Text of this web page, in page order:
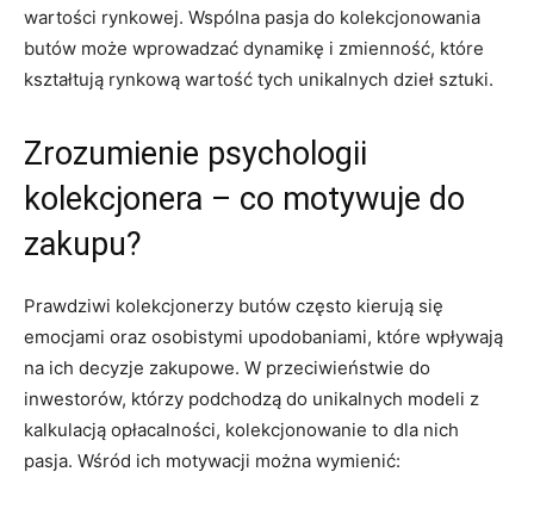
wartości rynkowej. Wspólna pasja do kolekcjonowania
butów może wprowadzać dynamikę i zmienność, które
kształtują rynkową wartość tych unikalnych dzieł sztuki.
Zrozumienie psychologii
kolekcjonera – co motywuje do
zakupu?
Prawdziwi kolekcjonerzy butów często kierują się
emocjami oraz osobistymi upodobaniami, które wpływają
na ich decyzje zakupowe. W przeciwieństwie do
inwestorów, którzy podchodzą do unikalnych modeli z
kalkulacją opłacalności, kolekcjonowanie to dla nich
pasja. Wśród ich motywacji można wymienić: